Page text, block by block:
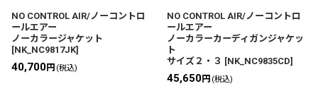
NO CONTROL AIR/ノーコントロ
ールエアー
ノーカラージャケット
[NK_NC9817JK]
40,700円 (税込)
NO CONTROL AIR/ノーコントロ
ールエアー
ノーカラーカーディガンジャケッ
ト
サイズ２・３ [NK_NC9835CD]
45,650円 (税込)